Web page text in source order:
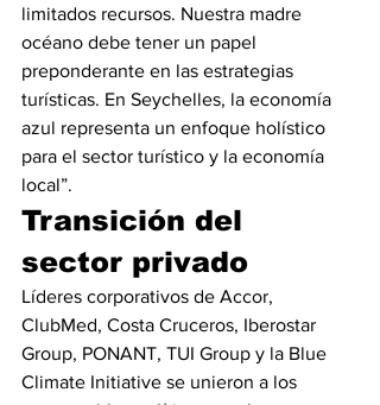
limitados recursos. Nuestra madre
océano debe tener un papel
preponderante en las estrategias
turísticas. En Seychelles, la economía
azul representa un enfoque holístico
para el sector turístico y la economía
local”.
Transición del
sector privado
Líderes corporativos de Accor,
ClubMed, Costa Cruceros, Iberostar
Group, PONANT, TUI Group y la Blue
Climate Initiative se unieron a los